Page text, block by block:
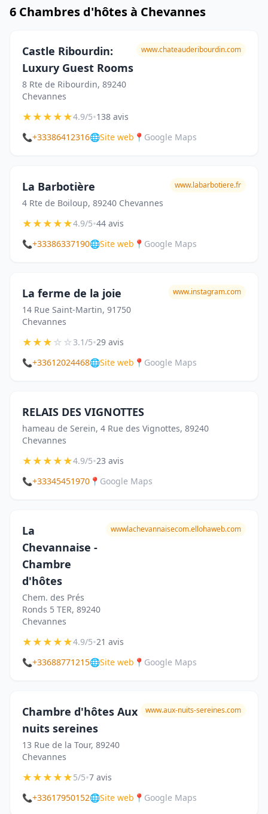
6 Chambres d'hôtes à Chevannes
Castle Ribourdin:
Luxury Guest Rooms
8 Rte de Ribourdin, 89240
Chevannes
www.chateauderibourdin.com
★★★★★4.9/5•138 avis
📞+33386412316🌐Site web 📍 Google Maps
La Barbotière
4 Rte de Boiloup, 89240 Chevannes
www.labarbotiere.fr
★★★★★4.9/5•44 avis
📞+33386337190🌐Site web 📍 Google Maps
La ferme de la joie
14 Rue Saint-Martin, 91750
Chevannes
www.instagram.com
★★★☆☆3.1/5•29 avis
📞+33612024468🌐Site web 📍 Google Maps
RELAIS DES VIGNOTTES
hameau de Serein, 4 Rue des Vignottes, 89240
Chevannes
★★★★★4.9/5•23 avis
📞+33345451970 📍 Google Maps
La
Chevannaise -
Chambre
d'hôtes
Chem. des Prés
Ronds 5 TER, 89240
Chevannes
wwwlachevannaisecom.ellohaweb.com
★★★★★4.9/5•21 avis
📞+33688771215🌐Site web 📍 Google Maps
Chambre d'hôtes Aux
nuits sereines
13 Rue de la Tour, 89240
Chevannes
www.aux-nuits-sereines.com
★★★★★5/5•7 avis
📞+33617950152🌐Site web 📍 Google Maps